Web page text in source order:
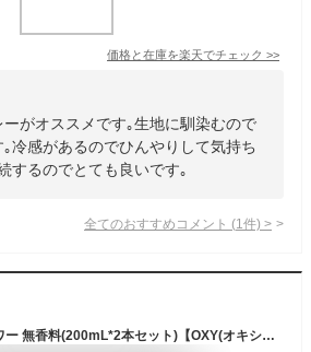
価格と在庫を楽天でチェック >>
がオススメです｡生地に馴染むので
冷感があるのでひんやりして気持ち
するのでとても良いです｡
全てのおすすめコメント (1 件) >
オキシー 冷却デオシャワー 無香料(200mL*2本セット)【OXY(オキシー)】